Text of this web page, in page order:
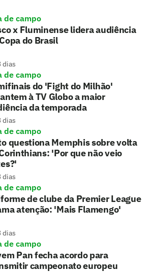
de campo
x Fluminense lidera audiência
do Brasil
dias
de campo
do 'Fight do Milhão'
à TV Globo a maior
da temporada
dias
de campo
questiona Memphis sobre volta
'Por que não veio
dias
de campo
de clube da Premier League
atenção: 'Mais Flamengo'
dias
de campo
Pan fecha acordo para
campeonato europeu